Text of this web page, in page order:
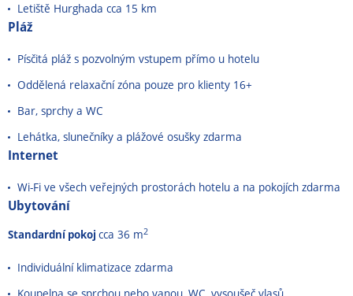
Letiště Hurghada cca 15 km
Pláž
Písčitá pláž s pozvolným vstupem přímo u hotelu
Oddělená relaxační zóna pouze pro klienty 16+
Bar, sprchy a WC
Lehátka, slunečníky a plážové osušky zdarma
Internet
Wi-Fi ve všech veřejných prostorách hotelu a na pokojích zdarma
Ubytování
Standardní pokoj cca 36 m2
Individuální klimatizace zdarma